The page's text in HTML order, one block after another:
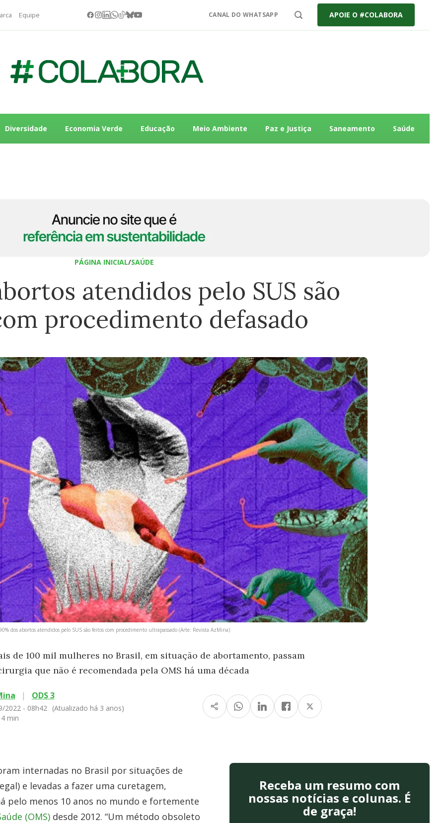
Equipe CANAL DO WHATSAPP APOIE O #COLABORA
Diversidade Economia Verde Educação Meio Ambiente Paz e Justiça Saneamento Saúde
PÁGINA INICIAL/SAÚDE
atendidos pelo SUS são
procedimento defasado
dos abortos atendidos pelo SUS são feitos com procedimento ultrapassado (Arte: Revista AzMina)
de 100 mil mulheres no Brasil, em situação de abortamento, passam
que não é recomendada pela OMS há uma década
| ODS 3
2022 - 08h42
(Atualizado há 3 anos)
min
internadas no Brasil por situações de
e levadas a fazer uma curetagem,
pelo menos 10 anos no mundo e fortemente
(OMS) desde 2012. “Um método obsoleto
Receba um resumo com
nossas notícias e colunas. É
de graça!